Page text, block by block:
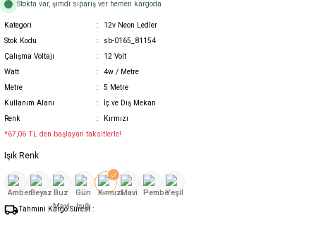
Stokta var, şimdi sipariş ver hemen kargoda
Kategori
12v Neon Ledler
Stok Kodu
sb-0165_81154
Çalışma Voltajı
12 Volt
Watt
4w / Metre
Metre
5 Metre
Kullanım Alanı
İç ve Dış Mekan
Renk
Kırmızı
*67,06 TL den başlayan taksitlerle!
Işık Renk
Tahmini Kargo Süresi :